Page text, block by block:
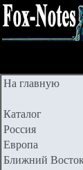
На главную
Каталог
Россия
Европа
Ближний